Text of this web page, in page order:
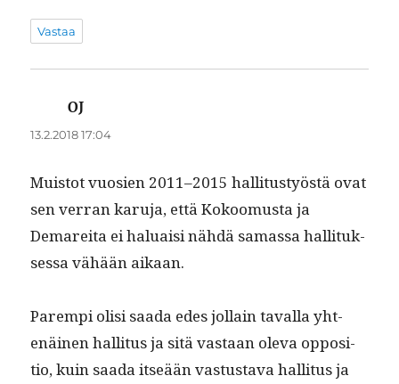
Vastaa
OJ
13.2.2018 17:04
Muis­tot vuosien 2011–2015 hal­li­tustyöstä ovat
sen ver­ran karu­ja, että Kokoomus­ta ja
Demare­i­ta ei halu­aisi nähdä samas­sa hal­li­tuk­
ses­sa vähään aikaan.
Parem­pi olisi saa­da edes jol­lain taval­la yht­
enäi­nen hal­li­tus ja sitä vas­taan ole­va oppo­si­
tio, kuin saa­da itseään vas­tus­ta­va hal­li­tus ja